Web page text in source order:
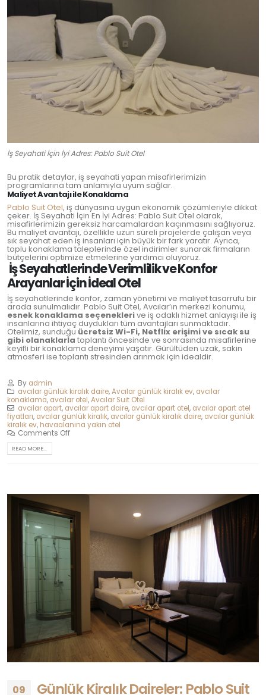
İş Seyahati İçin İyi Adres: Pablo Suit Otel
Bu pratik detaylar, iş seyahati yapan misafirlerimizin
programlarına tam anlamıyla uyum sağlar.
Maliyet Avantajı ile Konaklama
Pablo Suit Otel, iş dünyasına uygun ekonomik çözümleriyle dikkat
çeker. İş Seyahati İçin En İyi Adres: Pablo Suit Otel olarak,
misafirlerimizin gereksiz harcamalardan kaçınmasını sağlıyoruz.
Bu maliyet avantajı, özellikle uzun süreli projelerde çalışan veya
sık seyahat eden iş insanları için büyük bir fark yaratır. Ayrıca,
toplu konaklama taleplerinde özel indirimler sunarak firmaların
bütçelerini optimize etmelerine yardımcı oluyoruz.
İş Seyahatlerinde Verimlilik ve Konfor
Arayanlar İçin İdeal Otel
İş seyahatlerinde konfor, zaman yönetimi ve maliyet tasarrufu bir
arada sunulmalıdır. Pablo Suit Otel, Avcılar’ın merkezi konumu,
esnek konaklama seçeneklerive iş odaklı hizmet anlayışı ile iş
insanlarına ihtiyaç duydukları tüm avantajları sunmaktadır.
Otelimiz, sunduğu ücretsiz Wi-Fi, Netflix erişimi ve sıcak su
gibi olanaklarla toplantı öncesinde ve sonrasında misafirlerine
keyifli bir konaklama deneyimi yaşatır. Gürültüden uzak, sakin
atmosferi ise toplantı stresinden arınmak için idealdir.
By admin
avcılar günlük kiralık daire,Avcılar günlük kiralık ev, avcılar
konaklama, avcılar otel,Avcılar Suit Otel
avcılar apart, avcılar apart daire, avcılar apart otel, avcılar apart otel
fiyatları, avcılar günlük kiralık, avcılar günlük kiralık daire, avcılar günlük
kiralık ev, havaalanına yakın otel
Comments Off
READ MORE...
09 Günlük Kiralık Daireler: Pablo Suit